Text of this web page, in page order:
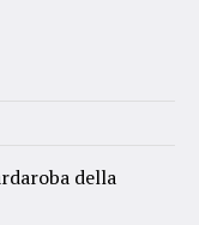
della